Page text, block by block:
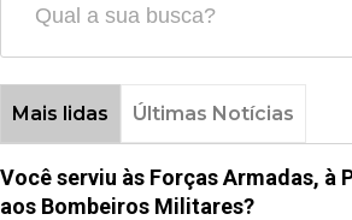
Mais lidas Últimas Notícias
Você serviu às Forças Armadas, à
aos Bombeiros Militares?